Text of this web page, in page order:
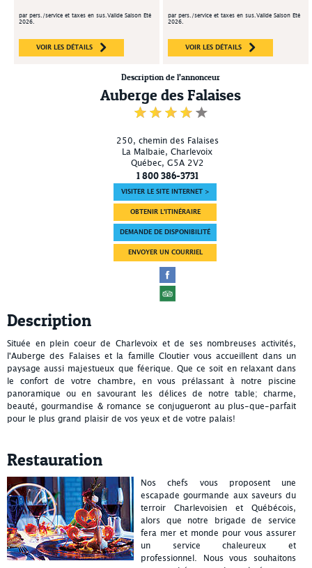
par pers./service et taxes en sus.Valide Saison Été
2026.
VOIR LES DÉTAILS
par pers./service et taxes en sus.Valide Saison Été
2026.
VOIR LES DÉTAILS
Description de l’annonceur
Auberge des Falaises
250, chemin des Falaises
La Malbaie, Charlevoix
Québec, G5A 2V2
1 800 386-3731
VISITER LE SITE INTERNET >
OBTENIR L'ITINÉRAIRE
DEMANDE DE DISPONIBILITÉ
ENVOYER UN COURRIEL
Description
Située en plein coeur de Charlevoix et de ses nombreuses activités,
l'Auberge des Falaises et la famille Cloutier vous accueillent dans un
paysage aussi majestueux que féerique. Que ce soit en relaxant dans
le confort de votre chambre, en vous prélassant à notre piscine
panoramique ou en savourant les délices de notre table; charme,
beauté, gourmandise & romance se conjugueront au plus-que-parfait
pour le plus grand plaisir de vos yeux et de votre palais!
Restauration
Nos chefs vous proposent une
escapade gourmande aux saveurs du
terroir Charlevoisien et Québécois,
alors que notre brigade de service
fera mer et monde pour vous assurer
un service chaleureux et
professionnel. Nous vous souhaitons